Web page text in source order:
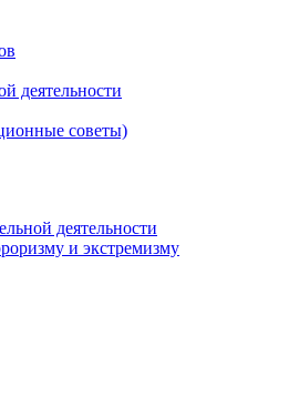
деятельности
советы)
деятельности
и экстремизму